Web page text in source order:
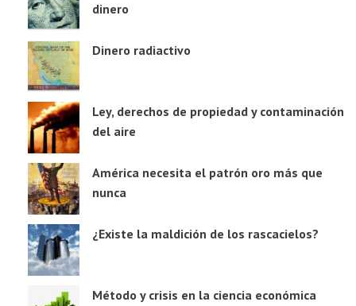
dinero
Dinero radiactivo
Ley, derechos de propiedad y contaminación
del aire
América necesita el patrón oro más que
nunca
¿Existe la maldición de los rascacielos?
Método y crisis en la ciencia económica